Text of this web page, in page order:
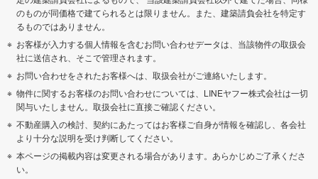
のものが同価格で建てられるとは限りません。また、建築請負会社を特定す
るものではありません。
お客様が入力する個人情報を含むお問い合わせデータは、当該物件の取扱会
社に送信され、そこで管理されます。
お問い合わせをされたお客様へは、取扱会社がご連絡いたします。
物件に関するお客様のお問い合わせについては、LINEヤフー株式会社は一切
関与いたしません。取扱会社に直接ご確認ください。
不動産購入の検討、契約にあたってはお客様ご自身が情報を確認し、各会社
より十分な説明を受け判断してください。
本ページの掲載内容は変更される場合があります。あらかじめご了承くださ
い。